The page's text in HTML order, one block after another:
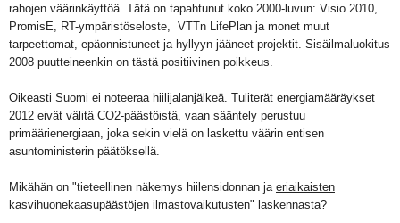
rahojen väärinkäyttöä. Tätä on tapahtunut koko 2000-luvun: Visio 2010,
PromisE, RT-ympäristöseloste, VTTn LifePlan ja monet muut
tarpeettomat, epäonnistuneet ja hyllyyn jääneet projektit. Sisäilmaluokitus
2008 puutteineenkin on tästä positiivinen poikkeus.
Oikeasti Suomi ei noteeraa hiilijalanjälkeä. Tuliterät energiamääräykset
2012 eivät välitä CO2-päästöistä, vaan sääntely perustuu
primäärienergiaan, joka sekin vielä on laskettu väärin entisen
asuntoministerin päätöksellä.
Mikähän on "tieteellinen näkemys hiilensidonnan ja eriaikaisten
kasvihuonekaasupäästöjen ilmastovaikutusten" laskennasta?